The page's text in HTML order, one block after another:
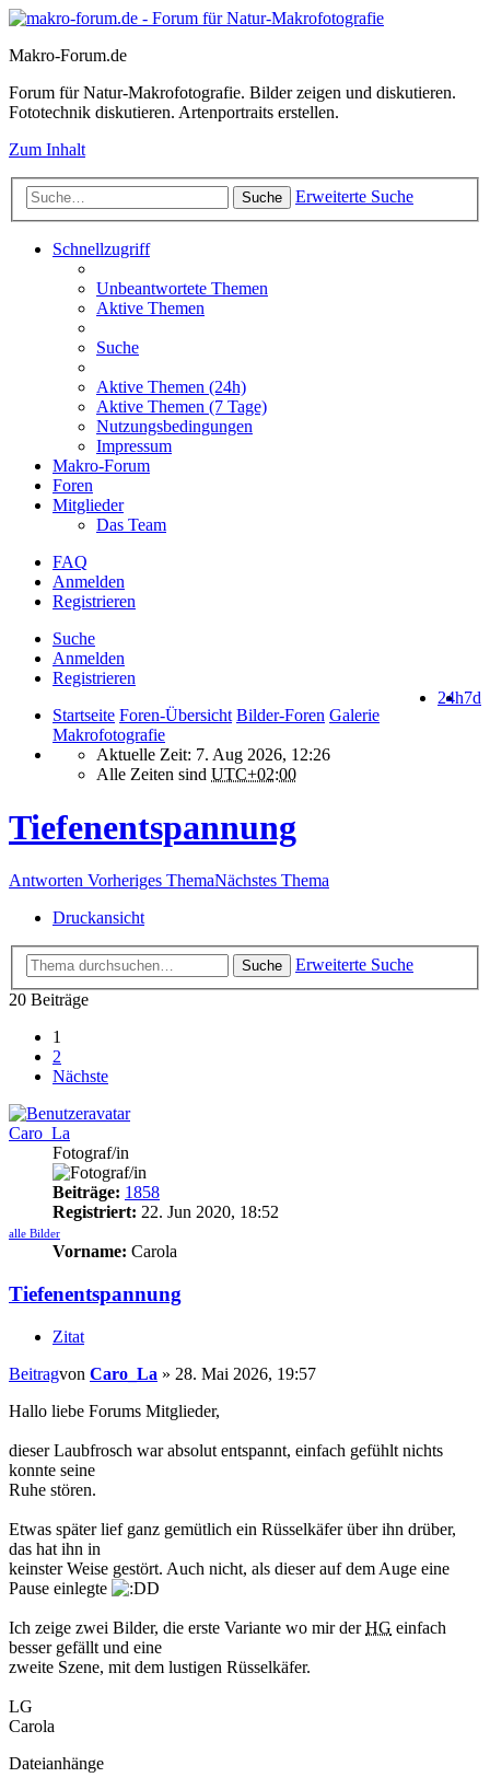
Makro-Forum.de
Forum für Natur-Makrofotografie. Bilder zeigen und diskutieren.
Fototechnik diskutieren. Artenportraits erstellen.
Zum Inhalt
Suche Erweiterte Suche
Schnellzugriff
Unbeantwortete Themen
Aktive Themen
Suche
Aktive Themen (24h)
Aktive Themen (7 Tage)
Nutzungsbedingungen
Impressum
Makro-Forum
Foren
Mitglieder
Das Team
FAQ
Anmelden
Registrieren
Suche
Anmelden
Registrieren
7d
24h
Startseite Foren-Übersicht Bilder-Foren Galerie
Makrofotografie
Aktuelle Zeit: 7. Aug 2026, 12:26
Alle Zeiten sind UTC+02:00
Tiefenentspannung
Antworten Vorheriges ThemaNächstes Thema
Druckansicht
Suche
Erweiterte Suche
20 Beiträge
1
2
Nächste
Caro_La
Fotograf/in
Beiträge: 1858
Registriert: 22. Jun 2020, 18:52
alle Bilder
Vorname: Carola
Tiefenentspannung
Zitat
Beitragvon Caro_La » 28. Mai 2026, 19:57
Hallo liebe Forums Mitglieder,
dieser Laubfrosch war absolut entspannt, einfach gefühlt nichts
konnte seine
Ruhe stören.
Etwas später lief ganz gemütlich ein Rüsselkäfer über ihn drüber,
das hat ihn in
keinster Weise gestört. Auch nicht, als dieser auf dem Auge eine
Pause einlegte
Ich zeige zwei Bilder, die erste Variante wo mir derHG einfach
besser gefällt und eine
zweite Szene, mit dem lustigen Rüsselkäfer.
LG
Carola
Dateianhänge